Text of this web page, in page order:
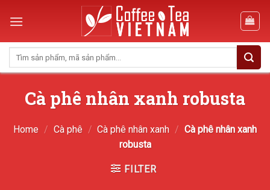
Cà phê nhân xanh robusta
Home / Cà phê / Cà phê nhân xanh / Cà phê nhân xanh
robusta
FILTER